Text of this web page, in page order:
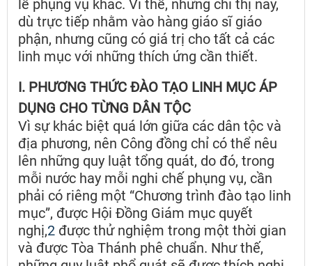
lễ phụng vụ khác. Vì thế, những chỉ thị này,
dù trực tiếp nhằm vào hàng giáo sĩ giáo
phận, nhưng cũng có giá trị cho tất cả các
linh mục với những thích ứng cần thiết.
I. PHƯƠNG THỨC ĐÀO TẠO LINH MỤC ÁP
DỤNG CHO TỪNG DÂN TỘC
Vì sự khác biệt quá lớn giữa các dân tộc và
địa phương, nên Công đồng chỉ có thể nêu
lên những quy luật tổng quát, do đó, trong
mỗi nước hay mỗi nghi chế phụng vụ, cần
phải có riêng một “Chương trình đào tạo linh
mục”, được Hội Đồng Giám mục quyết
nghị,2 được thử nghiệm trong một thời gian
và được Tòa Thánh phê chuẩn. Như thế,